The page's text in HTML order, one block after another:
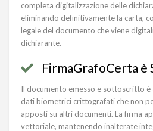
completa digitalizzazione delle
eliminando definitivamente la carta,
legale del documento che viene
dichiarante.
FirmaGrafoCerta è
Il documento emesso e sottoscritto
dati biometrici crittografati che non
apposti su altri documenti. La firma
vettoriale, mantenendo inalterate